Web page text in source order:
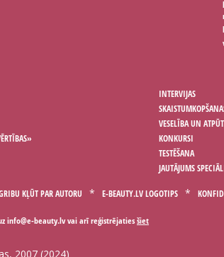
INTERVIJAS
VESELĪBA UN
KONKURSI
TESTĒŠANA
JAUTĀJUMS
KĻŪT PAR AUTORU E-BEAUTY.LV LOGOTIPS
vai arī reģistrējatiesšiet
2007 (2024)